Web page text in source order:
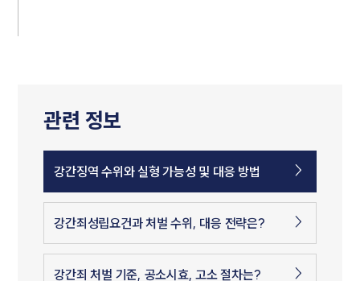
관련 정보
강간징역 수위와 실형 가능성 및 대응 방법
강간죄성립요건과 처벌 수위, 대응 전략은?
강간죄 처벌 기준, 공소시효, 고소 절차는?